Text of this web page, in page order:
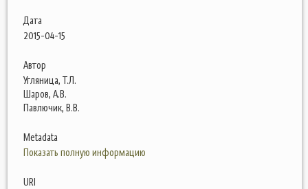
Дата
2015-04-15
Автор
Угляница, Т.Л.
Шаров, А.В.
Павлючик, В.В.
Metadata
Показать полную информацию
URI